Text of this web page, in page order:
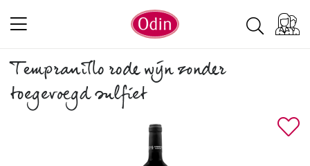
Tempranillo rode wijn zonder
toegevoegd sulfiet